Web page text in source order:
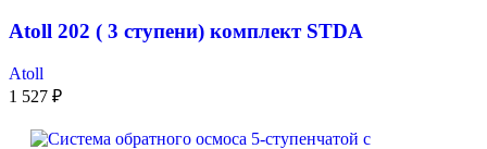
Atoll 202 ( 3 ступени) комплект STDA
Atoll
1 527 ₽